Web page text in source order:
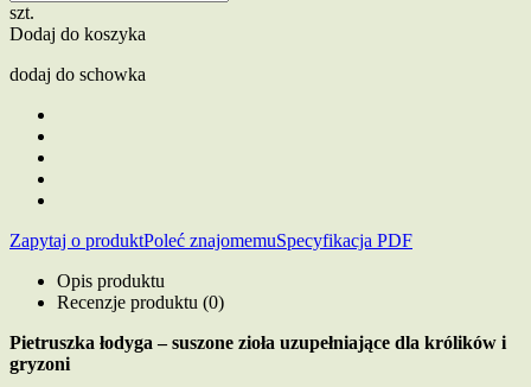
szt.
Dodaj do koszyka
dodaj do schowka
Zapytaj o produktPoleć znajomemuSpecyfikacja PDF
Opis produktu
Recenzje produktu (0)
Pietruszka łodyga – suszone zioła uzupełniające dla królików i
gryzoni